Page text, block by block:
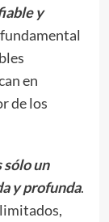
y
en
de los
sólo un
y profunda.